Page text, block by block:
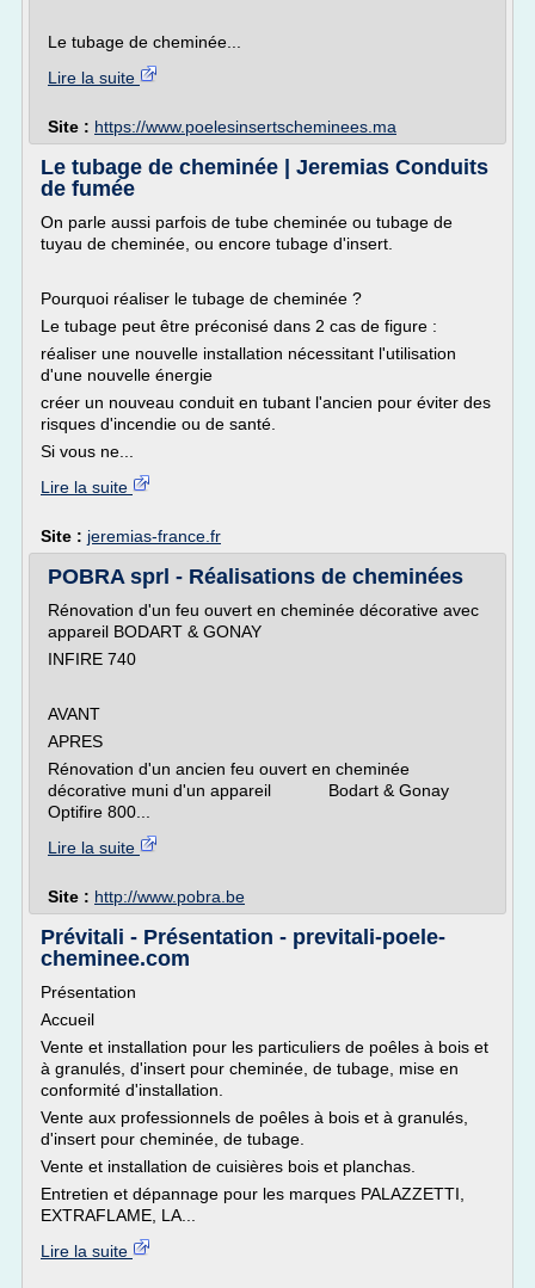
Le tubage de cheminée...
Lire la suite
Site : https://www.poelesinsertscheminees.ma
Le tubage de cheminée | Jeremias Conduits
de fumée
On parle aussi parfois de tube cheminée ou tubage de
tuyau de cheminée, ou encore tubage d'insert.
Pourquoi réaliser le tubage de cheminée ?
Le tubage peut être préconisé dans 2 cas de figure :
réaliser une nouvelle installation nécessitant l'utilisation
d'une nouvelle énergie
créer un nouveau conduit en tubant l'ancien pour éviter des
risques d'incendie ou de santé.
Si vous ne...
Lire la suite
Site : jeremias-france.fr
POBRA sprl - Réalisations de cheminées
Rénovation d'un feu ouvert en cheminée décorative avec
appareil BODART & GONAY
INFIRE 740
AVANT
APRES
Rénovation d'un ancien feu ouvert en cheminée
décorative muni d'un appareil Bodart & Gonay
Optifire 800...
Lire la suite
Site : http://www.pobra.be
Prévitali - Présentation - previtali-poele-
cheminee.com
Présentation
Accueil
Vente et installation pour les particuliers de poêles à bois et
à granulés, d'insert pour cheminée, de tubage, mise en
conformité d'installation.
Vente aux professionnels de poêles à bois et à granulés,
d'insert pour cheminée, de tubage.
Vente et installation de cuisières bois et planchas.
Entretien et dépannage pour les marques PALAZZETTI,
EXTRAFLAME, LA...
Lire la suite